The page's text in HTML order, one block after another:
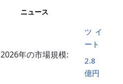
ニュース
2026年の市場規模:
ツイ
ート
2.8
億円